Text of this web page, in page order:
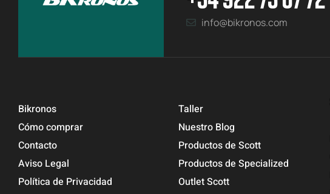
info@bikronos.com
Bikronos
Cómo comprar
Contacto
Aviso Legal
Política de Privacidad
Taller
Nuestro Blog
Productos de Scott
Productos de Specialized
Outlet Scott